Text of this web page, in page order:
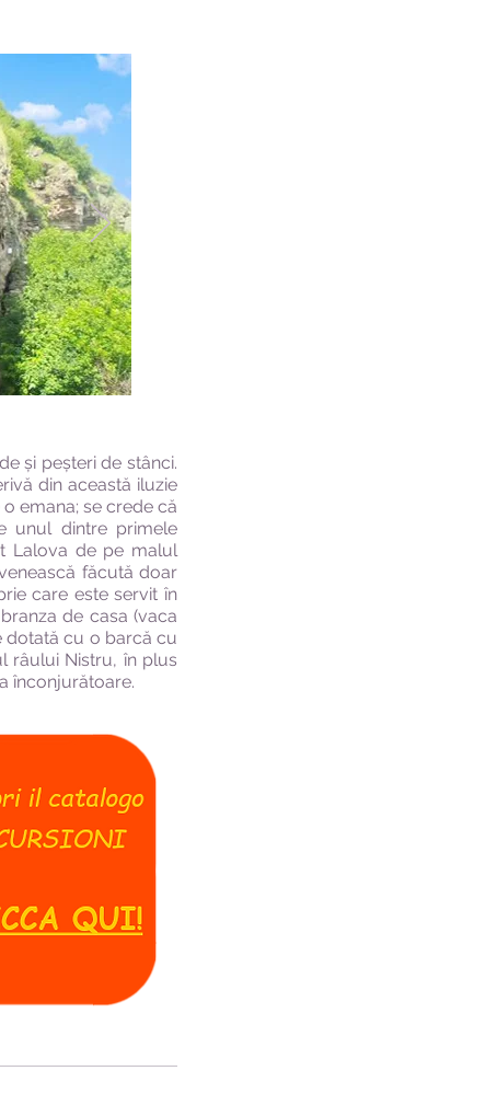
și peșteri de stânci.
din această iluzie
emana; se crede că
unul dintre primele
Lalova de pe malul
făcută doar
care este servit în
de casa (vaca
dotată cu o barcă cu
râului Nistru, în plus
înconjurătoare.